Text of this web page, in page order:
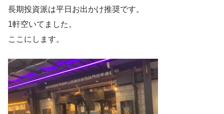
長期投資派は平日お出かけ推奨です。
1軒空いてました。
ここにします。